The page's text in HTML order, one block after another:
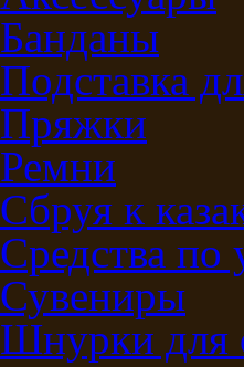
Банданы
Подставка
Пряжки
Ремни
Сбруя к
Средства по
Сувениры
Шнурки для